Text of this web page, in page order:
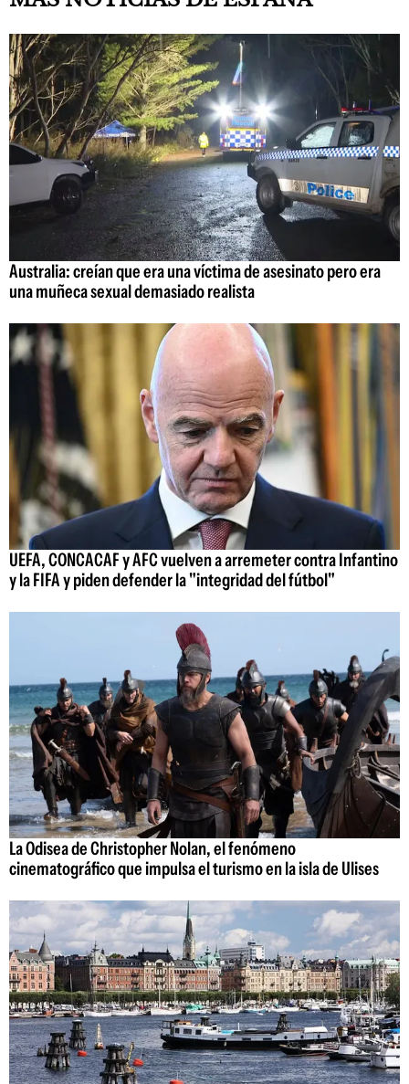
Australia: creían que era una víctima de asesinato pero era
una muñeca sexual demasiado realista
UEFA, CONCACAF y AFC vuelven a arremeter contra Infantino
y la FIFA y piden defender la "integridad del fútbol"
La Odisea de Christopher Nolan, el fenómeno
cinematográfico que impulsa el turismo en la isla de Ulises